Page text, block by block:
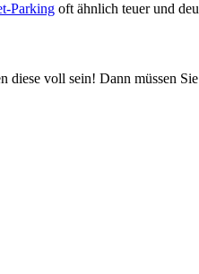
Parking oft ähnlich teuer und
voll sein! Dann müssen